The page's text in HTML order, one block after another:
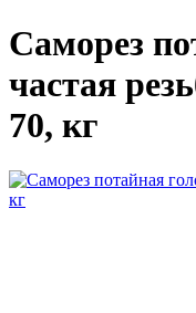
Саморез
частая
70, кг